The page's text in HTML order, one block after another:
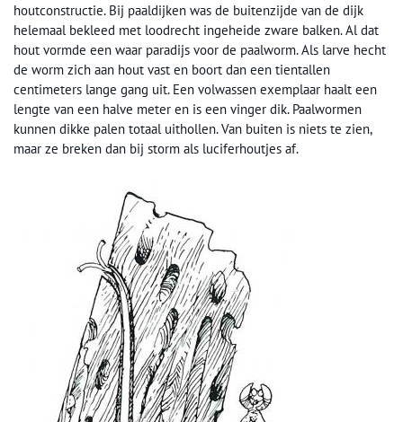
houtconstructie. Bij paaldijken was de buitenzijde van de dijk
helemaal bekleed met loodrecht ingeheide zware balken. Al dat
hout vormde een waar paradijs voor de paalworm. Als larve hecht
de worm zich aan hout vast en boort dan een tientallen
centimeters lange gang uit. Een volwassen exemplaar haalt een
lengte van een halve meter en is een vinger dik. Paalwormen
kunnen dikke palen totaal uithollen. Van buiten is niets te zien,
maar ze breken dan bij storm als luciferhoutjes af.